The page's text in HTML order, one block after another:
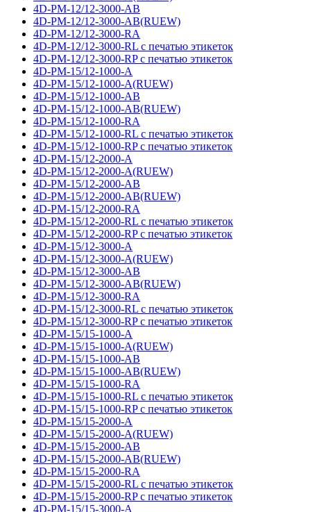
4D-PM-12/12-3000-AB
4D-PM-12/12-3000-AB(RUEW)
4D-PM-12/12-3000-RA
4D-PM-12/12-3000-RL с печатью этикеток
4D-PM-12/12-3000-RP с печатью этикеток
4D-PM-15/12-1000-A
4D-PM-15/12-1000-A(RUEW)
4D-PM-15/12-1000-AB
4D-PM-15/12-1000-AB(RUEW)
4D-PM-15/12-1000-RA
4D-PM-15/12-1000-RL с печатью этикеток
4D-PM-15/12-1000-RP с печатью этикеток
4D-PM-15/12-2000-A
4D-PM-15/12-2000-A(RUEW)
4D-PM-15/12-2000-AB
4D-PM-15/12-2000-AB(RUEW)
4D-PM-15/12-2000-RA
4D-PM-15/12-2000-RL с печатью этикеток
4D-PM-15/12-2000-RP с печатью этикеток
4D-PM-15/12-3000-A
4D-PM-15/12-3000-A(RUEW)
4D-PM-15/12-3000-AB
4D-PM-15/12-3000-AB(RUEW)
4D-PM-15/12-3000-RA
4D-PM-15/12-3000-RL с печатью этикеток
4D-PM-15/12-3000-RP с печатью этикеток
4D-PM-15/15-1000-A
4D-PM-15/15-1000-A(RUEW)
4D-PM-15/15-1000-AB
4D-PM-15/15-1000-AB(RUEW)
4D-PM-15/15-1000-RA
4D-PM-15/15-1000-RL с печатью этикеток
4D-PM-15/15-1000-RP с печатью этикеток
4D-PM-15/15-2000-A
4D-PM-15/15-2000-A(RUEW)
4D-PM-15/15-2000-AB
4D-PM-15/15-2000-AB(RUEW)
4D-PM-15/15-2000-RA
4D-PM-15/15-2000-RL с печатью этикеток
4D-PM-15/15-2000-RP с печатью этикеток
4D-PM-15/15-3000-A